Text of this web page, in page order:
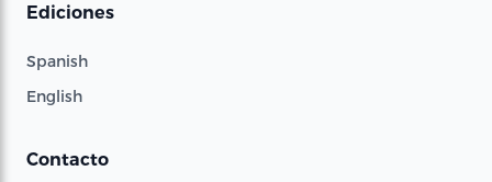
Ediciones
Spanish
English
Contacto